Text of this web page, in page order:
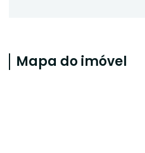
Mapa do imóvel